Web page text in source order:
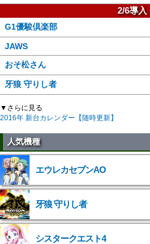
2/6導入
G1優駿倶楽部
JAWS
おそ松さん
牙狼 守りし者
▼さらに見る
2016年 新台カレンダー【随時更新】
人気機種
エウレカセブンAO
牙狼 守りし者
シスタークエスト4